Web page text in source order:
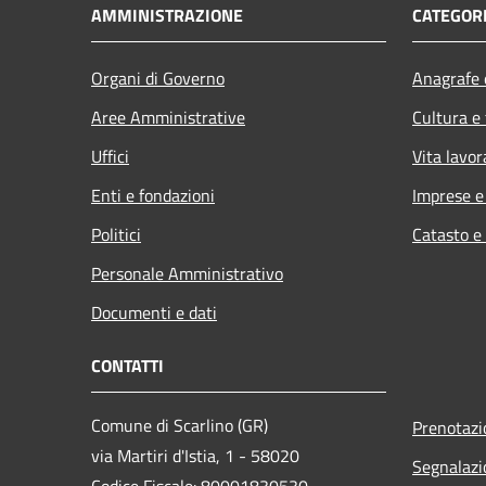
AMMINISTRAZIONE
Organi di Governo
Aree Amministrative
Uffici
Enti e fondazioni
Politici
Personale Amministrativo
Documenti e dati
Cultura
Vita
Imprese
Catasto
CONTATTI
Comune di Scarlino (GR)
via Martiri d'Istia, 1 - 58020